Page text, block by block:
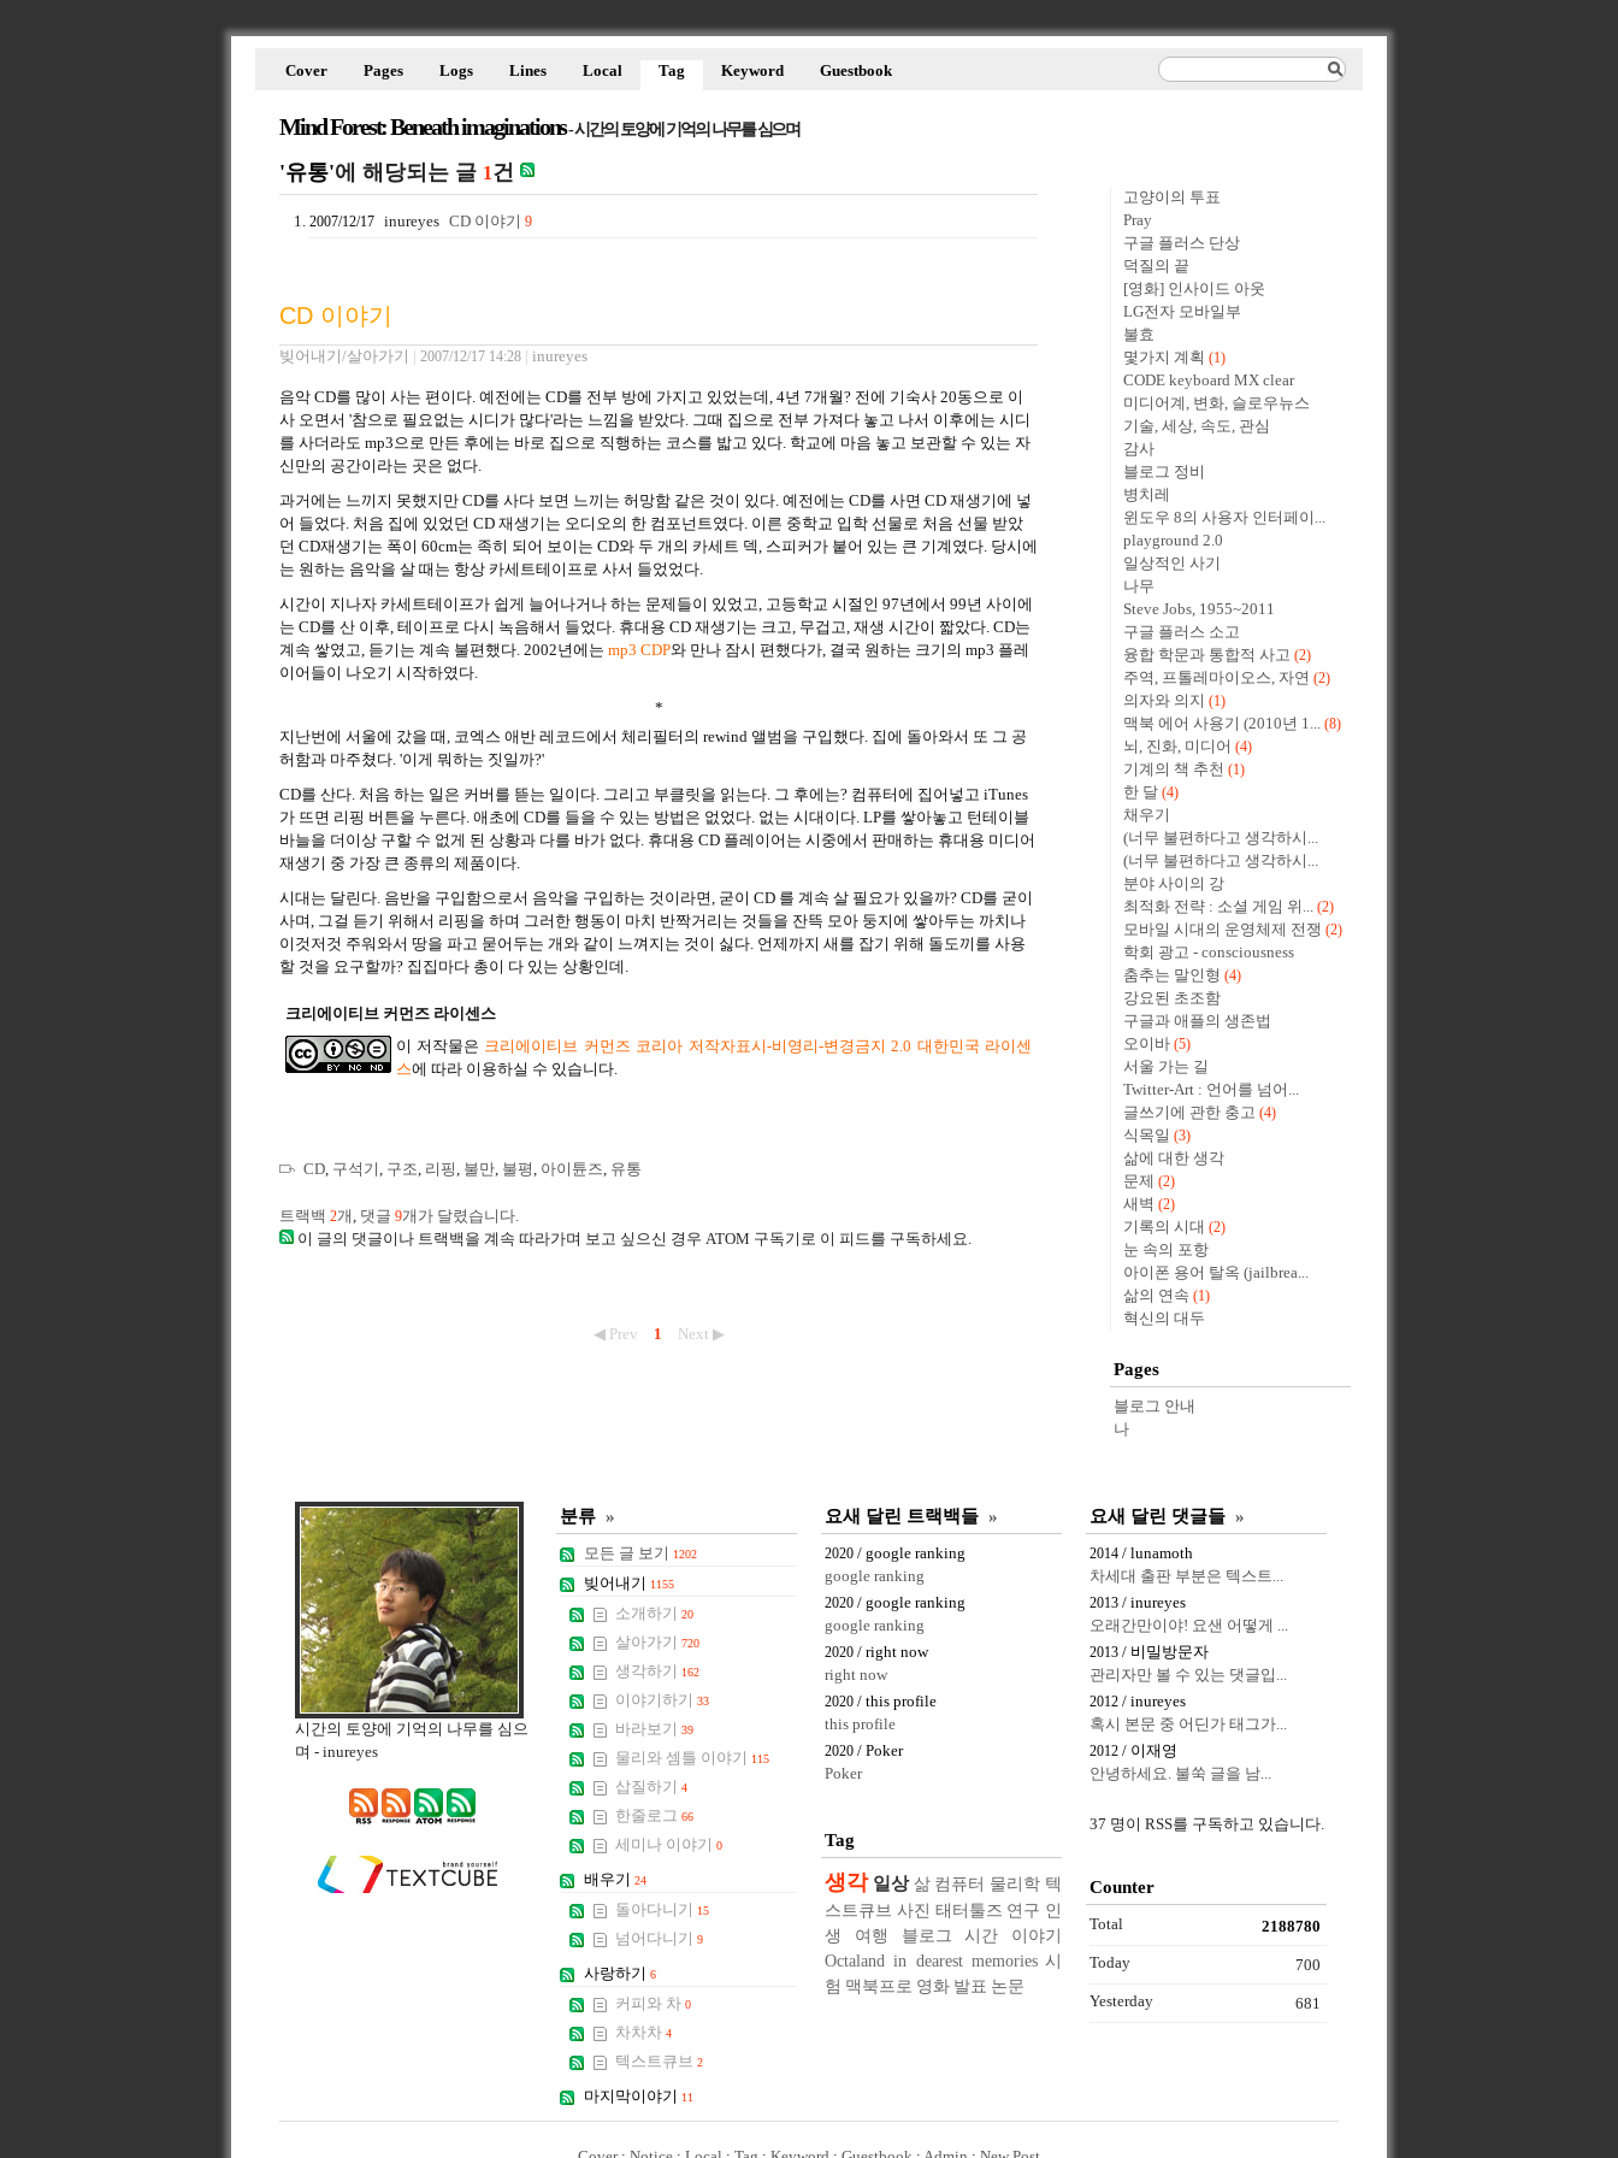
Mind Forest: Beneath imaginations- 시간의 토양에 기억의 나무를 심으며
Cover Pages Logs Lines Local Tag Keyword Guestbook
'유통'에 해당되는 글 1건
2007/12/17 inureyes CD 이야기 9
CD 이야기
빚어내기/살아가기 2007/12/17 14:28 inureyes
음악 CD를 많이 사는 편이다. 예전에는 CD를 전부 방에 가지고 있었는데, 4년 7개월? 전에 기숙사 20동으로 이
사 오면서 '참으로 필요없는 시디가 많다'라는 느낌을 받았다. 그때 집으로 전부 가져다 놓고 나서 이후에는 시디
를 사더라도 mp3으로 만든 후에는 바로 집으로 직행하는 코스를 밟고 있다. 학교에 마음 놓고 보관할 수 있는 자
신만의 공간이라는 곳은 없다.
과거에는 느끼지 못했지만 CD를 사다 보면 느끼는 허망함 같은 것이 있다. 예전에는 CD를 사면 CD 재생기에 넣
어 들었다. 처음 집에 있었던 CD 재생기는 오디오의 한 컴포넌트였다. 이른 중학교 입학 선물로 처음 선물 받았
던 CD재생기는 폭이 60cm는 족히 되어 보이는 CD와 두 개의 카세트 덱, 스피커가 붙어 있는 큰 기계였다. 당시에
는 원하는 음악을 살 때는 항상 카세트테이프로 사서 들었었다.
시간이 지나자 카세트테이프가 쉽게 늘어나거나 하는 문제들이 있었고, 고등학교 시절인 97년에서 99년 사이에
는 CD를 산 이후, 테이프로 다시 녹음해서 들었다. 휴대용 CD 재생기는 크고, 무겁고, 재생 시간이 짧았다. CD는
계속 쌓였고, 듣기는 계속 불편했다. 2002년에는 mp3 CDP와 만나 잠시 편했다가, 결국 원하는 크기의 mp3 플레
이어들이 나오기 시작하였다.
*
지난번에 서울에 갔을 때, 코엑스 애반 레코드에서 체리필터의 rewind 앨범을 구입했다. 집에 돌아와서 또 그 공
허함과 마주쳤다. '이게 뭐하는 짓일까?'
CD를 산다. 처음 하는 일은 커버를 뜯는 일이다. 그리고 부클릿을 읽는다. 그 후에는? 컴퓨터에 집어넣고 iTunes
가 뜨면 리핑 버튼을 누른다. 애초에 CD를 들을 수 있는 방법은 없었다. 없는 시대이다. LP를 쌓아놓고 턴테이블
바늘을 더이상 구할 수 없게 된 상황과 다를 바가 없다. 휴대용 CD 플레이어는 시중에서 판매하는 휴대용 미디어
재생기 중 가장 큰 종류의 제품이다.
시대는 달린다. 음반을 구입함으로서 음악을 구입하는 것이라면, 굳이 CD 를 계속 살 필요가 있을까? CD를 굳이
사며, 그걸 듣기 위해서 리핑을 하며 그러한 행동이 마치 반짝거리는 것들을 잔뜩 모아 둥지에 쌓아두는 까치나
이것저것 주워와서 땅을 파고 묻어두는 개와 같이 느껴지는 것이 싫다. 언제까지 새를 잡기 위해 돌도끼를 사용
할 것을 요구할까? 집집마다 총이 다 있는 상황인데.
크리에이티브 커먼즈 라이센스
이 저작물은 크리에이티브 커먼즈 코리아 저작자표시-비영리-변경금지 2.0 대한민국 라이센
스에 따라 이용하실 수 있습니다.
CD, 구석기 , 구조, 리핑, 불만, 불평, 아이튠즈, 유통
트랙백 2개 , 댓글 9개가 달렸습니다.
이 글의 댓글이나 트랙백을 계속 따라가며 보고 싶으신 경우 ATOM 구독기로 이 피드를 구독하세요.
◀ Prev 1 Next ▶
고양이의 투표
Pray
구글 플러스 단상
덕질의 끝
[영화] 인사이드 아웃
LG전자 모바일부
불효
몇가지 계획 (1)
CODE keyboard MX clear
미디어계, 변화, 슬로우뉴스
기술, 세상, 속도, 관심
감사
블로그 정비
병치레
윈도우 8의 사용자 인터페이...
playground 2.0
일상적인 사기
나무
Steve Jobs, 1955~2011
구글 플러스 소고
융합 학문과 통합적 사고 (2)
주역, 프톨레마이오스, 자연 (2)
의자와 의지 (1)
맥북 에어 사용기 (2010년 1... (8)
뇌, 진화, 미디어 (4)
기계의 책 추천 (1)
한 달 (4)
채우기
(너무 불편하다고 생각하시...
(너무 불편하다고 생각하시...
분야 사이의 강
최적화 전략 : 소셜 게임 위... (2)
모바일 시대의 운영체제 전쟁 (2)
학회 광고 - consciousness
춤추는 말인형 (4)
강요된 초조함
구글과 애플의 생존법
오이바 (5)
서울 가는 길
Twitter-Art : 언어를 넘어...
글쓰기에 관한 충고 (4)
식목일 (3)
삶에 대한 생각
문제
(2)
새벽 (2)
기록의 시대 (2)
눈 속의 포항
아이폰 용어 탈옥 (jailbrea...
삶의 연속 (1)
혁신의 대두
Pages
블로그 안내
나
시간의 토양에 기억의 나무를 심으
며 - inureyes
분류 »
모든 글 보기 1202
빚어내기 1155
소개하기 20
살아가기 720
생각하기 162
이야기하기 33
바라보기 39
물리와 셈틀 이야기 115
삽질하기 4
한줄로그 66
세미나 이야기 0
배우기 24
돌아다니기 15
넘어다니기 9
사랑하기 6
커피와 차 0
차차차 4
텍스트큐브 2
마지막이야기 11
요새 달린 트랙백들 »
2020 / google ranking
google ranking
2020 / google ranking
google ranking
2020 / right now
right now
2020 / this profile
this profile
2020 / Poker
Poker
요새 달린 댓글들 »
2014 / lunamoth
차세대 출판 부분은 텍스트...
2013 / inureyes
오래간만이야! 요샌 어떻게 ...
2013 / 비밀방문자
관리자만 볼 수 있는 댓글입...
2012 / inureyes
혹시 본문 중 어딘가 태그가...
2012 / 이재영
안녕하세요. 불쑥 글을 남...
Tag
생각 일상 삶 컴퓨터 물리학 텍
스트큐브 사진 태터툴즈 연구 인
생
여행 블로그 시간
이야기
Octaland in dearest memories 시
험 맥북프로 영화 발표 논문
37 명이 RSS를 구독하고 있습니다.
Counter
Total 2188780
Today 700
Yesterday 681